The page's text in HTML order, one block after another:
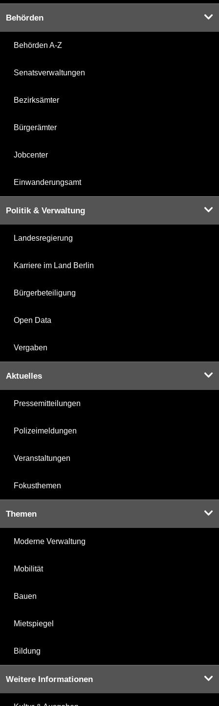
Behörden
Behörden A-Z
Senatsverwaltungen
Bezirksämter
Bürgerämter
Jobcenter
Einwanderungsamt
Politik & Verwaltung
Landesregierung
Karriere im Land Berlin
Bürgerbeteiligung
Open Data
Vergaben
Aktuelles
Pressemitteilungen
Polizeimeldungen
Veranstaltungen
Fokusthemen
Themen
Moderne Verwaltung
Mobilität
Bauen
Mietspiegel
Bildung
Weitere Informationen